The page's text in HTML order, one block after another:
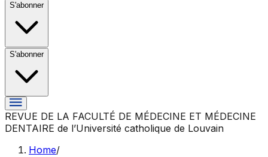
S'abonner
S'abonner
REVUE DE LA FACULTÉ DE MÉDECINE ET MÉDECINE
DENTAIRE de l’Université catholique de Louvain
Home/